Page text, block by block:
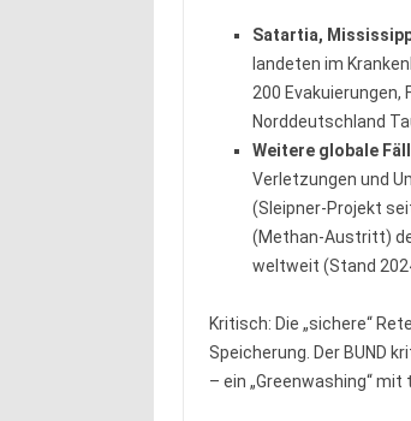
Satartia,
landeten im
200
Norddeutschland
Weitere globale
Verletzungen und
(Sleipner-Projekt
(Methan-Austritt)
weltweit (Stand
Kritisch: Die „sichere“
Speicherung. Der BUND
– ein „Greenwashing“ mit